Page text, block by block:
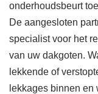
onderhoudsbeurt
De aangesloten
specialist voor het
van uw dakgoten.
lekkende of
lekkages binnen en